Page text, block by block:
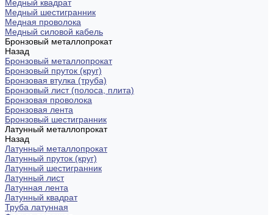
Медный квадрат
Медный шестигранник
Медная проволока
Медный силовой кабель
Бронзовый металлопрокат
Назад
Бронзовый металлопрокат
Бронзовый пруток (круг)
Бронзовая втулка (труба)
Бронзовый лист (полоса, плита)
Бронзовая проволока
Бронзовая лента
Бронзовый шестигранник
Латунный металлопрокат
Назад
Латунный металлопрокат
Латунный пруток (круг)
Латунный шестигранник
Латунный лист
Латунная лента
Латунный квадрат
Труба латунная